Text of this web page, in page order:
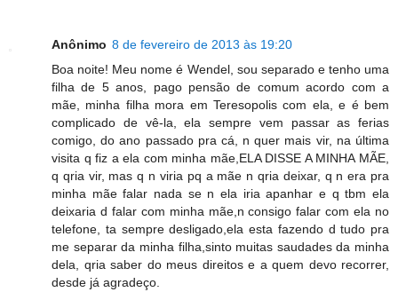
Anônimo 8 de fevereiro de 2013 às 19:20
Boa noite! Meu nome é Wendel, sou separado e tenho uma
filha de 5 anos, pago pensão de comum acordo com a
mãe, minha filha mora em Teresopolis com ela, e é bem
complicado de vê-la, ela sempre vem passar as ferias
comigo, do ano passado pra cá, n quer mais vir, na última
visita q fiz a ela com minha mãe,ELA DISSE A MINHA MÃE,
q qria vir, mas q n viria pq a mãe n qria deixar, q n era pra
minha mãe falar nada se n ela iria apanhar e q tbm ela
deixaria d falar com minha mãe,n consigo falar com ela no
telefone, ta sempre desligado,ela esta fazendo d tudo pra
me separar da minha filha,sinto muitas saudades da minha
dela, qria saber do meus direitos e a quem devo recorrer,
desde já agradeço.